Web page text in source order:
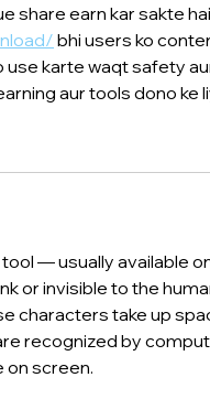
share earn kar sakte
bhi users ko
karte waqt safety
aur tools dono
— usually available
or invisible to the
characters take up
recognized by
on screen.